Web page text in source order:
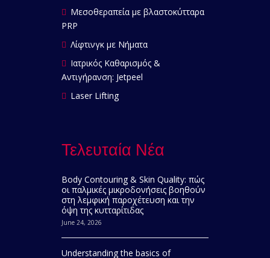
Μεσοθεραπεία με βλαστοκύτταρα
PRP
Λίφτινγκ με Νήματα
Ιατρικός Καθαρισμός &
Αντιγήρανση: Jetpeel
Laser Lifting
Τελευταία Νέα
Body Contouring & Skin Quality: πώς
οι παλμικές μικροδονήσεις βοηθούν
στη λεμφική παροχέτευση και την
όψη της κυτταρίτιδας
June 24, 2026
Understanding the basics of